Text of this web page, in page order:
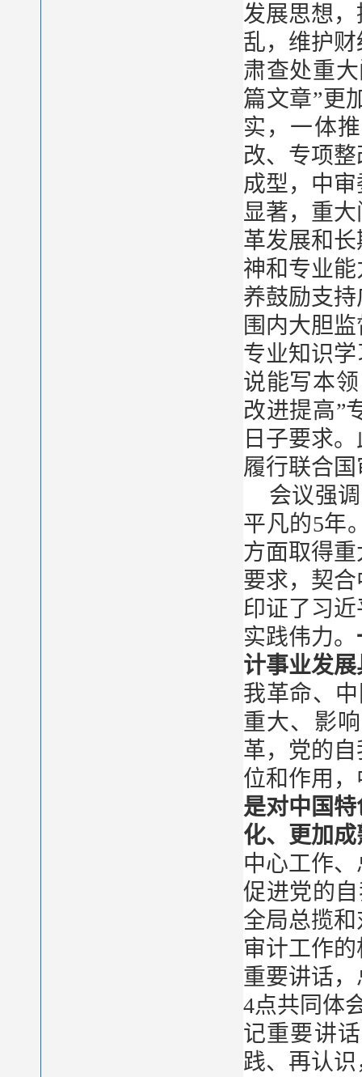
发展思想
乱，维护
肃查处重
篇文章”更
实，一体
改、专项
成型，中
显著，重
革发展和
神和专业
养鼓励支
围内大胆
专业知识
说能写本
改进提高”
日子要求
履行联合
会议强
平凡的5年
方面取得
要求，契
印证了习
实践伟力。
计事业发
我革命、
重大、影
革，党的
位和作用
是对中国
化、更加成
中心工作
促进党的
全局总揽
审计工作
重要讲话
4点共同体
记重要讲
践、再认